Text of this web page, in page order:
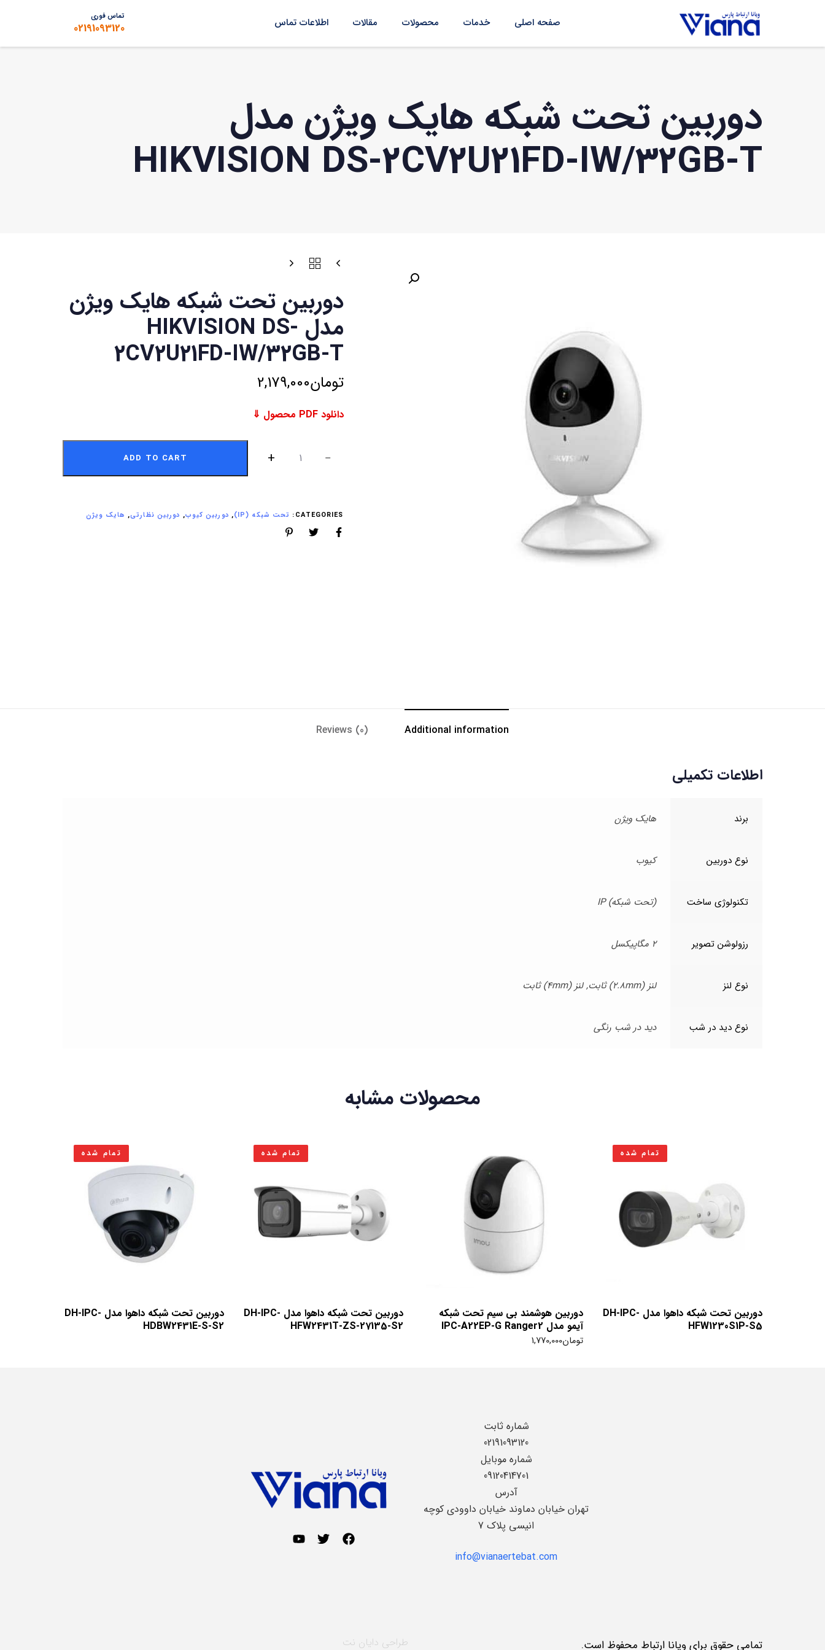
صفحه اصلی خدمات محصولات مقالات اطلاعات تماس تماس فوری
02191093120
دوربین تحت شبکه هایک ویژن مدل
HIKVISION DS-2CV2U21FD-IW/32GB-T
دوربین تحت شبکه هایک ویژن
مدل HIKVISION DS-
2CV2U21FD-IW/32GB-T
تومان2,179,000
دانلود PDF محصول ⇓
ADD TO CART
CATEGORIES: تحت شبکه (IP) , دوربین کیوب, دوربین نظارتی, هایک ویژن
Additional information
Reviews (0)
اطلاعات تکمیلی
برند هایک ویژن
نوع دوربین کیوب
تکنولوژی ساخت (تحت شبکه) IP
رزولوشن تصویر 2 مگاپیکسل
نوع لنز لنز (2.8mm) ثابت, لنز (4mm) ثابت
نوع دید در شب دید در شب رنگی
محصولات مشابه
تمام شده
دوربین تحت شبکه داهوا مدل DH-IPC-
HFW1230S1P-S5
دوربین هوشمند بی سیم تحت شبکه
آیمو مدل IPC-A22EP-G Ranger2
تومان1,770,000
تمام شده
دوربین تحت شبکه داهوا مدل DH-IPC-
HFW2431T-ZS-27135-S2
تمام شده
دوربین تحت شبکه داهوا مدل DH-IPC-
HDBW2431E-S-S2
شماره ثابت
02191093120
شماره موبایل
09120414701
آدرس
تهران خیابان دماوند خیابان داوودی کوچه
انیسی پلاک 7
info@vianaertebat.com
تمامی حقوق برای ویانا ارتباط محفوظ است. طراحی دایان نت